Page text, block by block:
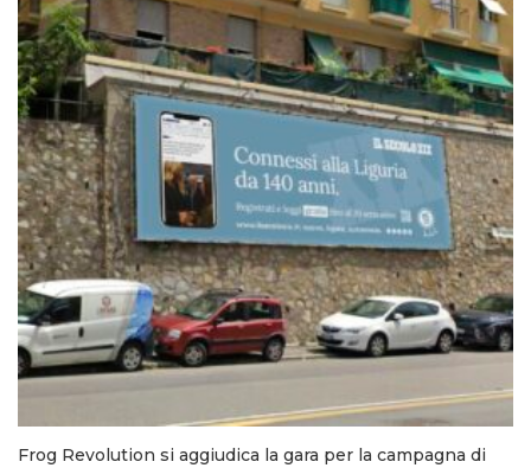
Frog Revolution si aggiudica la gara per la campagna di